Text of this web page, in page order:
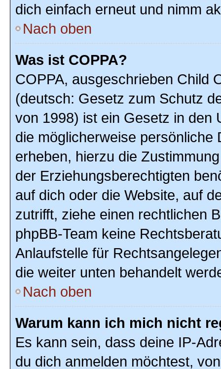
dich einfach erneut und nimm
Nach oben
Was ist COPPA?
COPPA, ausgeschrieben Child
(deutsch: Gesetz zum Schutz
von 1998) ist ein Gesetz in den
die möglicherweise
erheben, hierzu die
der Erziehungsberechtigten
auf dich oder die Website, auf
zutrifft, ziehe einen rechtlichen
phpBB-Team keine
Anlaufstelle für
die weiter unten behandelt
Nach oben
Warum kann ich mich nicht
Es kann sein, dass deine IP-
du dich anmelden möchtest,